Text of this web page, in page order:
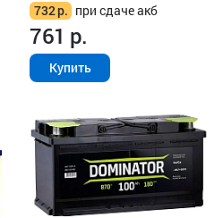
732р. при сдаче акб
761 р.
Купить